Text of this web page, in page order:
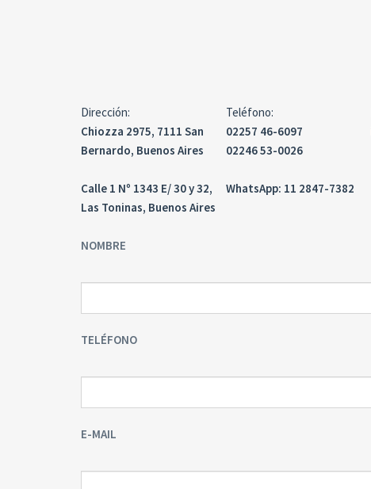
Dirección:
Chiozza 2975, 7111 San
Bernardo, Buenos Aires
Calle 1 Nº 1343 E/ 30 y 32,
Las Toninas, Buenos Aires
Teléfono:
02257 46-6097
02246 53-0026
WhatsApp: 11 2847-7382
NOMBRE
TELÉFONO
E-MAIL